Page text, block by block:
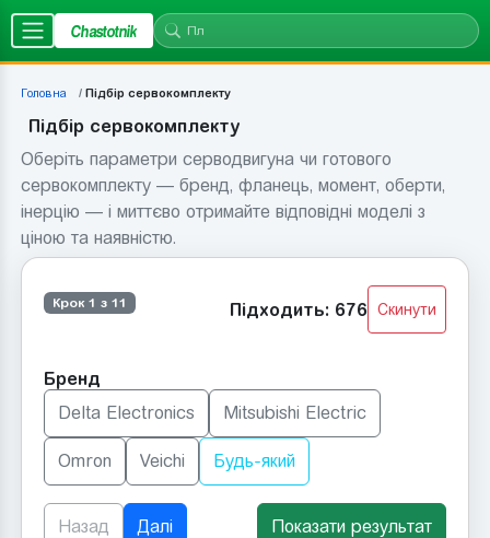
Chastotnik
Головна Підбір сервокомплекту
Підбір сервокомплекту
Оберіть параметри серводвигуна чи готового
сервокомплекту — бренд, фланець, момент, оберти,
інерцію — і миттєво отримайте відповідні моделі з
ціною та наявністю.
Крок 1 з 11 Підходить: 676 Скинути
Бренд
Delta Electronics Mitsubishi Electric
Omron Veichi Будь-який
Назад Далі Показати результат